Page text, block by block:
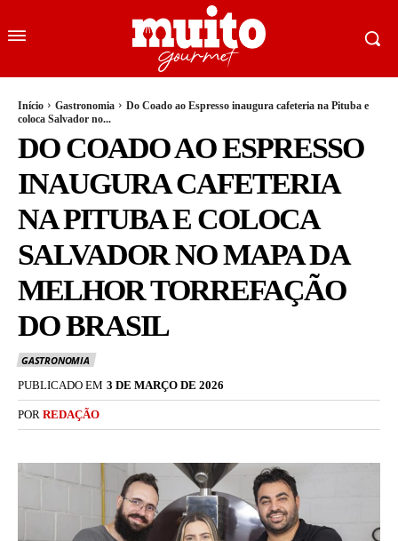
Início Gastronomia
Do Coado ao Espresso inaugura cafeteria na Pituba e
coloca Salvador no...
DO COADO AO ESPRESSO
INAUGURA CAFETERIA
NA PITUBA E COLOCA
SALVADOR NO MAPA DA
MELHOR TORREFAÇÃO
DO BRASIL
GASTRONOMIA
PUBLICADO EM 3 DE MARÇO DE 2026
POR REDAÇÃO